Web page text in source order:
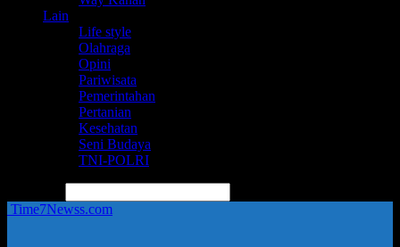
Lain
Life style
Olahraga
Opini
Pariwisata
Pemerintahan
Pertanian
Kesehatan
Seni Budaya
TNI-POLRI
Time7Newss.com